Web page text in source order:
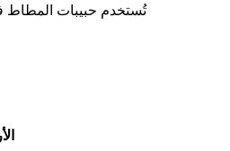
تُستخدم حبيبات المطاط